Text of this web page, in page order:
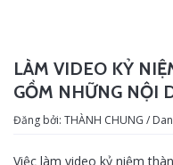
LÀM VIDEO KỶ
GỒM NHỮNG NỘI
Đăng bởi: THÀNH CHUNG /
Việc làm video kỷ niệm